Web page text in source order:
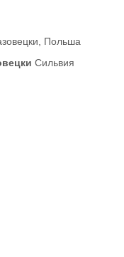
Польша
Сильвия